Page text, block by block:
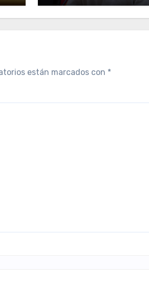
están marcados con *